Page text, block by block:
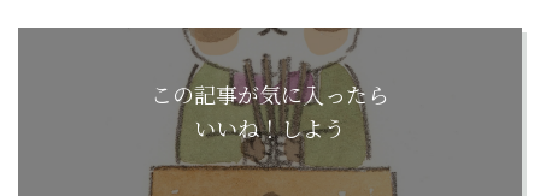
この記事が気に入ったら
いいね！しよう